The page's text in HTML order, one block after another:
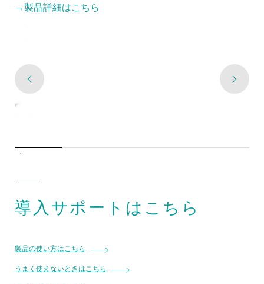
→製品詳細はこちら
導入サポートはこちら
製品の使い方はこちら
うまく使えないときはこちら